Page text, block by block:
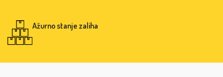
Ažurno stanje zaliha